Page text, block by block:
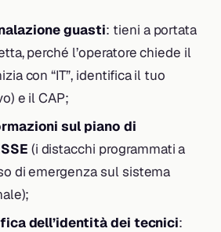
guasti: tieni a portata
perché l’operatore chiede il
con “IT”, identifica il tuo
e il CAP;
sul piano di
(i distacchi programmati a
di emergenza sul sistema
dell’identità dei tecnici: